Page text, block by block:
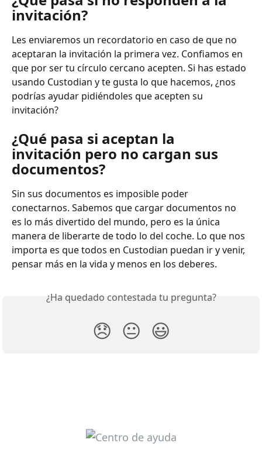
invitación?
Les enviaremos un recordatorio en caso de que no
aceptaran la invitación la primera vez. Confiamos en
que por ser tu círculo cercano acepten. Si has estado
usando Custodian y te gusta lo que hacemos, ¿nos
podrías ayudar pidiéndoles que acepten su
invitación?
¿Qué pasa si aceptan la
invitación pero no cargan sus
documentos?
Sin sus documentos es imposible poder
conectarnos. Sabemos que cargar documentos no
es lo más divertido del mundo, pero es la única
manera de liberarte de todo lo del coche. Lo que nos
importa es que todos en Custodian puedan ir y venir,
pensar más en la vida y menos en los deberes.
¿Ha quedado contestada tu pregunta?
😞 😐 😃